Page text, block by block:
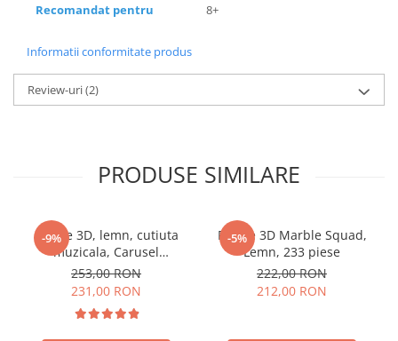
Recomandat pentru
8+
Informatii conformitate produs
Review-uri(2)
PRODUSE SIMILARE
-9%
Puzzle 3D, lemn, cutiuta
muzicala, Carusel
Romantic, 337 piese
253,00 RON
231,00 RON
-5%
Puzzle 3D Marble Squad,
Lemn, 233 piese
222,00 RON
212,00 RON